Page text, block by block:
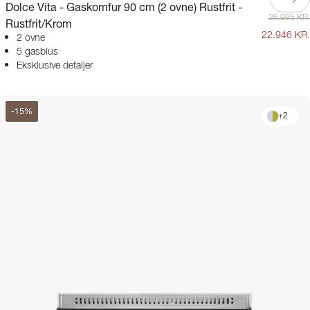
Dolce Vita - Gaskomfur 90 cm (2 ovne) Rustfrit -
Rustfrit/Krom
2 ovne
5 gasblus
Eksklusive detaljer
26.995 KR.
22.946 KR.
-15% +2